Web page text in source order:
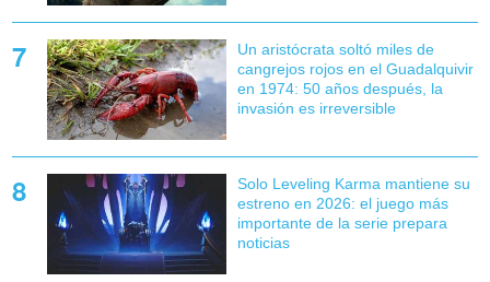
Un aristócrata soltó miles de
cangrejos rojos en el Guadalquivir
en 1974: 50 años después, la
invasión es irreversible
Solo Leveling Karma mantiene su
estreno en 2026: el juego más
importante de la serie prepara
noticias